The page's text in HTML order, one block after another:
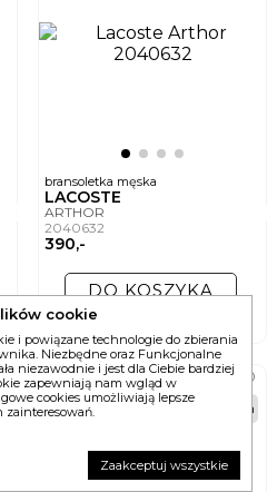
bransoletka męska
LACOSTE
ARTHOR
2040632
390,-
DO KOSZYKA
6 wersji
NEW
48h
cookie
i powiązane technologie do zbierania
Niezbędne oraz Funkcjonalne
niezawodnie i jest dla Ciebie bardziej
zapewniają nam wgląd w
cookies umożliwiają lepsze
zainteresowań.
Zaakceptuj wszystkie